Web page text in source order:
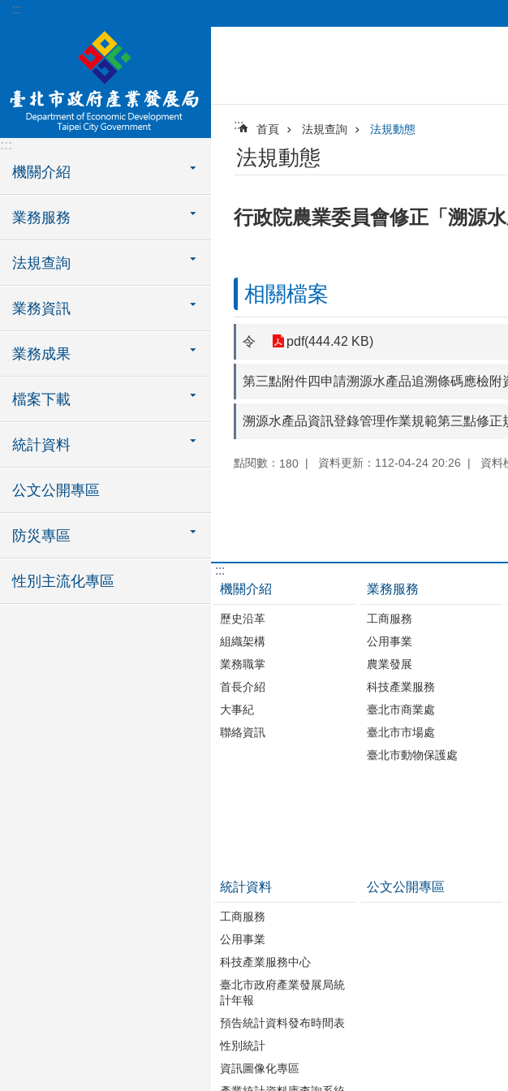
跳到主要內容區塊
:::
:::
機關介紹
業務服務
法規查詢
業務資訊
業務成果
檔案下載
統計資料
公文公開專區
防災專區
性別主流化專區
::: 首頁 法規查詢 法規動態
法規動態
行政院農業委員會修正「溯源
相關檔案
令 pdf(444.42 KB)
第三點附件四申請溯源水產品追溯條碼應檢附
溯源水產品資訊登錄管理作業規範第三點修正
點閱數： 180 資料更新：112-04-24 20:26 資料
:::
機關介紹
歷史沿革
組織架構
業務職掌
首長介紹
大事紀
聯絡資訊
業務服務
工商服務
公用事業
農業發展
科技產業服務
臺北市商業處
臺北市市場處
臺北市動物保護處
統計資料
工商服務
公用事業
科技產業服務中心
臺北市政府產業發展局統
計年報
預告統計資料發布時間表
性別統計
資訊圖像化專區
公文公開專區